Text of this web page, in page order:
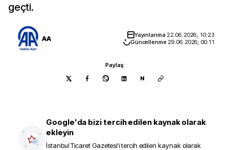
geçti.
AA Yayınlanma 22.06.2026, 10:23
Güncellenme 29.06.2026, 00:11
Paylaş
N
Google'da bizi tercih edilen kaynak olarak
ekleyin
İstanbul Ticaret Gazetesi'i tercih edilen kaynak olarak